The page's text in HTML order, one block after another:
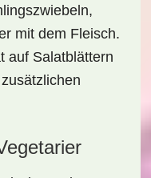
mit dem Fleisch.
auf Salatblättern